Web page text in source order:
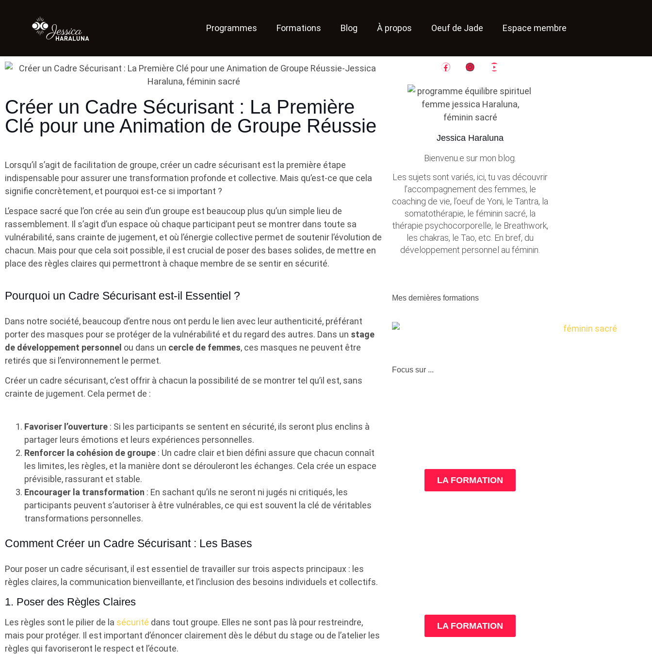
Programmes Formations Blog À propos Oeuf de Jade Espace membre
Créer un Cadre Sécurisant : La Première
Clé pour une Animation de Groupe Réussie
Lorsqu’il s’agit de facilitation de groupe, créer un cadre sécurisant est la première étape
indispensable pour assurer une transformation profonde et collective. Mais qu’est-ce que cela
signifie concrètement, et pourquoi est-ce si important ?
L’espace sacré que l’on crée au sein d’un groupe est beaucoup plus qu’un simple lieu de
rassemblement. Il s’agit d’un espace où chaque participant peut se montrer dans toute sa
vulnérabilité, sans crainte de jugement, et où l’énergie collective permet de soutenir l’évolution de
chacun. Mais pour que cela soit possible, il est crucial de poser des bases solides, de mettre en
place des règles claires qui permettront à chaque membre de se sentir en sécurité.
Pourquoi un Cadre Sécurisant est-il Essentiel ?
Dans notre société, beaucoup d’entre nous ont perdu le lien avec leur authenticité, préférant
porter des masques pour se protéger de la vulnérabilité et du regard des autres. Dans un stage
de développement personnel ou dans un cercle de femmes, ces masques ne peuvent être
retirés que si l’environnement le permet.
Créer un cadre sécurisant, c’est offrir à chacun la possibilité de se montrer tel qu’il est, sans
crainte de jugement. Cela permet de :
Favoriser l’ouverture : Si les participants se sentent en sécurité, ils seront plus enclins à
partager leurs émotions et leurs expériences personnelles.
Renforcer la cohésion de groupe : Un cadre clair et bien défini assure que chacun connaît
les limites, les règles, et la manière dont se dérouleront les échanges. Cela crée un espace
prévisible, rassurant et stable.
Encourager la transformation : En sachant qu’ils ne seront ni jugés ni critiqués, les
participants peuvent s’autoriser à être vulnérables, ce qui est souvent la clé de véritables
transformations personnelles.
Comment Créer un Cadre Sécurisant : Les Bases
Pour poser un cadre sécurisant, il est essentiel de travailler sur trois aspects principaux : les
règles claires, la communication bienveillante, et l’inclusion des besoins individuels et collectifs.
1. Poser des Règles Claires
Les règles sont le pilier de la sécurité dans tout groupe. Elles ne sont pas là pour restreindre,
mais pour protéger. Il est important d’énoncer clairement dès le début du stage ou de l’atelier les
règles qui favoriseront le respect et l’écoute.
Jessica Haraluna
Bienvenu.e sur mon blog.
Les sujets sont variés, ici, tu vas découvrir
l’accompagnement des femmes, le
coaching de vie, l’oeuf de Yoni, le Tantra, la
somatothérapie, le féminin sacré, la
thérapie psychocorporelle, le Breathwork,
les chakras, le Tao, etc. En bref, du
développement personnel au féminin.
Mes dernières formations
Focus sur ...
LA FORMATION
LA FORMATION